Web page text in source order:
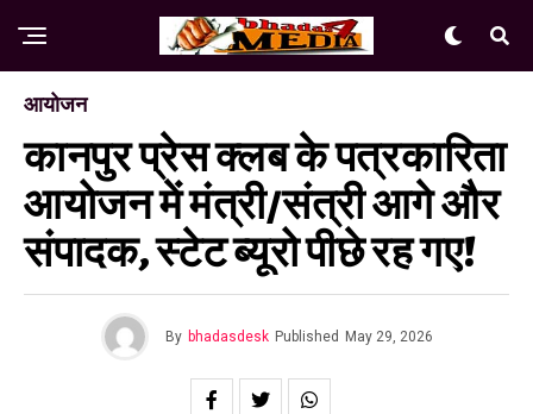
आयोजन
कानपुर प्रेस क्लब के पत्रकारिता
आयोजन में मंत्री/संत्री आगे और
संपादक, स्टेट ब्यूरो पीछे रह गए!
By bhadasdesk Published May 29, 2026